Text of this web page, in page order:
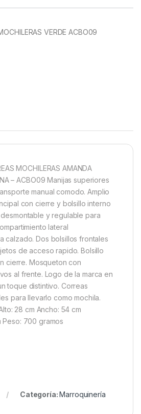
VERDE ACBO09
MOCHILERAS AMANDA
– ACBO09 Manijas superiores
manual comodo. Amplio
con cierre y bolsillo interno
y regulable para
lateral
calzado. Dos bolsillos frontales
de acceso rapido. Bolsillo
cierre. Mosqueton con
al frente. Logo de la marca en
toque distintivo. Correas
para llevarlo como mochila.
28 cm Ancho: 54 cm
Peso: 700 gramos
Categoría:Marroquinería